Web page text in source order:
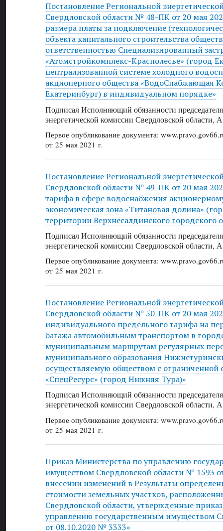
Постановление Региональной
Свердловской области № 48-ПК от 20 мая
размера платы за подключение
объекта капитального строительства
ответственностью Специализированный
«Атомстройкомплекс-Краснолесье» (город
централизованной системе холодного
акционерного общества «ВодоСнабжающая
Екатеринбург) в индивидуальном порядке»
Подписал Исполняющий обязанности
энергетической комиссии Свердловской области,
Первое опубликование документа:
от 25 мая 2021 г.
Постановление Региональной
Свердловской области № 49-ПК от 20 мая
тарифа в сфере водоснабжения
экономическая зона «Титановая долина»
территории Верхнесалдинского городского
Подписал Исполняющий обязанности
энергетической комиссии Свердловской области,
Первое опубликование документа:
от 25 мая 2021 г.
Постановление Региональной
Свердловской области № 50-ПК от 20 мая
индивидуального предельного тарифа на
багажа автомобильным транспортом в
муниципальным маршрутам регулярных
муниципального образования
осуществляемую обществом с ограниченной
«СпецРесурс» (город Нижняя Тура)»
Подписал Исполняющий обязанности
энергетической комиссии Свердловской области,
Первое опубликование документа:
от 25 мая 2021 г.
Приказ Министерства по управлению
имуществом Свердловской области № 1593
внесении изменений в Результаты
стоимости земельных участков,
Свердловской области, утвержденные
управлению государственным имуществом
от 08.10.2020 № 3333»